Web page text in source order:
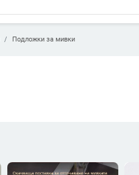
Подложки за мивки